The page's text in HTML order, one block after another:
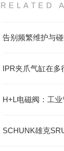
RELATED
SCHUNK雄克